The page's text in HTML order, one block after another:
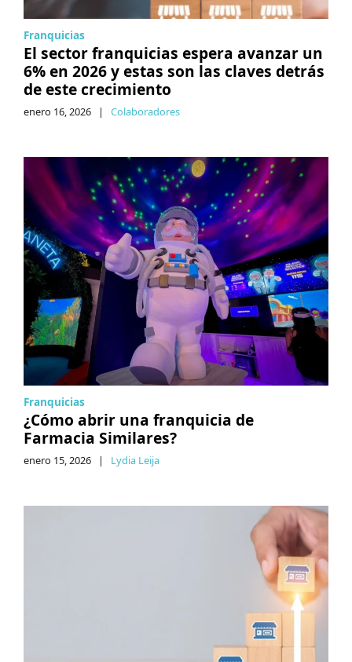
Franquicias
El sector franquicias espera avanzar un
6% en 2026 y estas son las claves detrás
de este crecimiento
enero 16, 2026 | Colaboradores
Franquicias
¿Cómo abrir una franquicia de
Farmacia Similares?
enero 15, 2026 | Lydia Leija